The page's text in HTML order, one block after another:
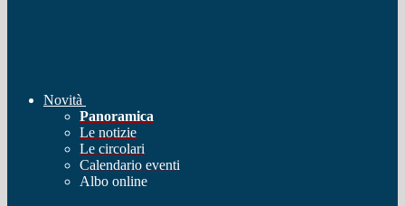
Novità
Panoramica
Le notizie
Le circolari
Calendario eventi
Albo online